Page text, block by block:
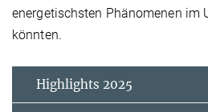
energetischsten Phänomenen im
könnten.
Highlights 2025